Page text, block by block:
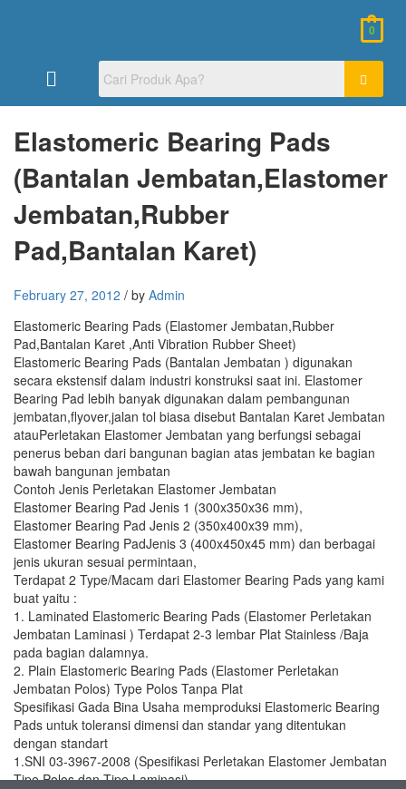
0
Elastomeric Bearing Pads
(Bantalan Jembatan,Elastomer
Jembatan,Rubber
Pad,Bantalan Karet)
February 27, 2012 / by Admin
Elastomeric Bearing Pads (Elastomer Jembatan,Rubber
Pad,Bantalan Karet ,Anti Vibration Rubber Sheet)
Elastomeric Bearing Pads (Bantalan Jembatan ) digunakan
secara ekstensif dalam industri konstruksi saat ini. Elastomer
Bearing Pad lebih banyak digunakan dalam pembangunan
jembatan,flyover,jalan tol biasa disebut Bantalan Karet Jembatan
atauPerletakan Elastomer Jembatan yang berfungsi sebagai
penerus beban dari bangunan bagian atas jembatan ke bagian
bawah bangunan jembatan
Contoh Jenis Perletakan Elastomer Jembatan
Elastomer Bearing Pad Jenis 1 (300x350x36 mm),
Elastomer Bearing Pad Jenis 2 (350x400x39 mm),
Elastomer Bearing PadJenis 3 (400x450x45 mm) dan berbagai
jenis ukuran sesuai permintaan,
Terdapat 2 Type/Macam dari Elastomer Bearing Pads yang kami
buat yaitu :
1. Laminated Elastomeric Bearing Pads (Elastomer Perletakan
Jembatan Laminasi ) Terdapat 2-3 lembar Plat Stainless /Baja
pada bagian dalamnya.
2. Plain Elastomeric Bearing Pads (Elastomer Perletakan
Jembatan Polos) Type Polos Tanpa Plat
Spesifikasi Gada Bina Usaha memproduksi Elastomeric Bearing
Pads untuk toleransi dimensi dan standar yang ditentukan
dengan standart
1.SNI 03-3967-2008 (Spesifikasi Perletakan Elastomer Jembatan
Tipe Polos dan Tipe Laminasi)